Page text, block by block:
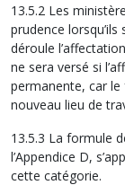
13.5.2 Les
prudence
déroule
ne sera versé si
permanente, car
nouveau lieu de
13.5.3 La formule
l’Appendice D,
cette catégorie.